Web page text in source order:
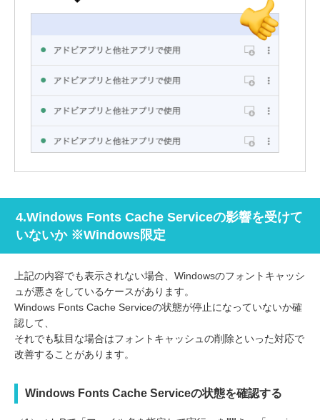
4.Windows Fonts Cache Serviceの影響を受けて
いないか ※Windows限定
上記の内容でも表示されない場合、Windowsのフォントキャッシ
ュが悪さをしているケースがあります。
Windows Fonts Cache Serviceの状態が停止になっていないか確
認して、
それでも駄目な場合はフォントキャッシュの削除といった対応で
改善することがあります。
Windows Fonts Cache Serviceの状態を確認する